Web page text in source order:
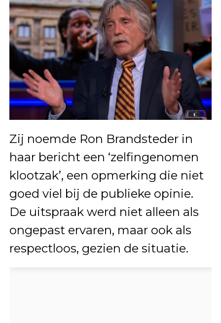
Zij noemde Ron Brandsteder in
haar bericht een ‘zelfingenomen
klootzak’, een opmerking die niet
goed viel bij de publieke opinie.
De uitspraak werd niet alleen als
ongepast ervaren, maar ook als
respectloos, gezien de situatie.